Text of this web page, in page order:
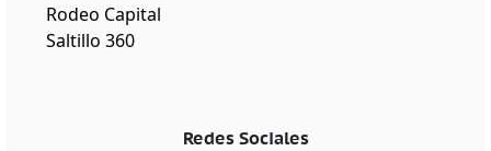
Rodeo Capital
Saltillo 360
Redes Sociales